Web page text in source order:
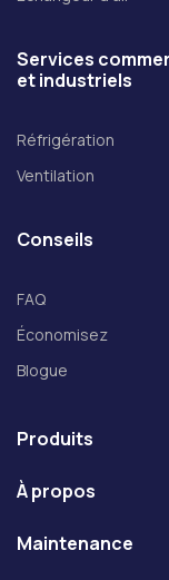
Services
et industriels
Réfrigération
Ventilation
Conseils
FAQ
Économisez
Blogue
Produits
À propos
Maintenance